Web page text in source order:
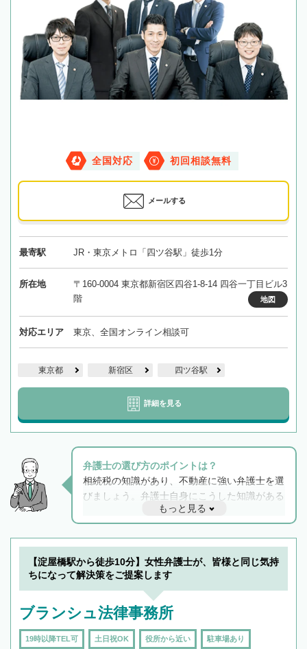
全国対応 初回相談無料
メールする
最寄駅 JR・東京メトロ「四ツ谷駅」徒歩1分
所在地
〒160-0004 東京都新宿区四谷1-8-14 四谷一丁目ビル3
階
地図
対応エリア 東京、全国オンライン相談可
東京都 新宿区 四ツ谷駅
詳細を見る
弁護士の選び方のポイントは？
相続税の知識があり、不動産に強い弁護士を選
びましょう。弁護士自身にこうした知識がある
と他士業との連携もスムーズに進み、トラブル
解決のみならず相続をトータルで任せることが
できます。また、相続は感情がからむ分野なの
でフィーリングも重要です。実際に電話や面談
で複数の弁護士と会話をしてウマが合う方に依
もっと見る
【淀屋橋駅から徒歩10分】女性弁護士が、皆様と同じ気持
ちになって解決策をご提案します
ブランシュ法律事務所
19時以降TEL可 土日祝OK 役所から近い 駐車場あり